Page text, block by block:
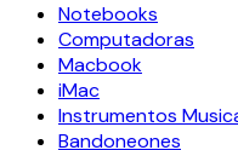
Notebooks
Computadoras
Macbook
iMac
Instrumentos
Bandoneones